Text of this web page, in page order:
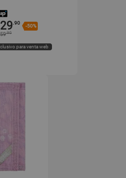
29.90
-50%
59.90
para venta web